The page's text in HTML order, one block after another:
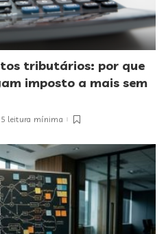
tributários: por que
imposto a mais sem
5 leitura mínima